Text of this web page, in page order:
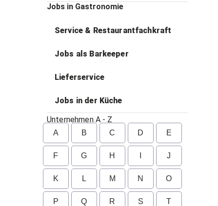
Jobs in Gastronomie
Service & Restaurantfachkraft
Jobs als Barkeeper
Lieferservice
Jobs in der Küche
Unternehmen A - Z
A B C D E
F G H J
K L M N O
P Q R S T